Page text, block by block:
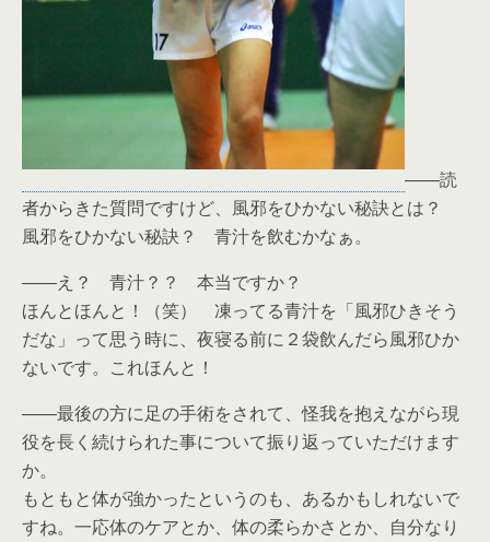
――読
者からきた質問ですけど、風邪をひかない秘訣とは？
風邪をひかない秘訣？ 青汁を飲むかなぁ。
――え？ 青汁？？ 本当ですか？
ほんとほんと！（笑） 凍ってる青汁を「風邪ひきそう
だな」って思う時に、夜寝る前に２袋飲んだら風邪ひか
ないです。これほんと！
――最後の方に足の手術をされて、怪我を抱えながら現
役を長く続けられた事について振り返っていただけます
か。
もともと体が強かったというのも、あるかもしれないで
すね。一応体のケアとか、体の柔らかさとか、自分なり